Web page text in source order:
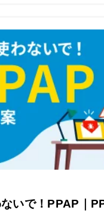
いで！PPAP｜